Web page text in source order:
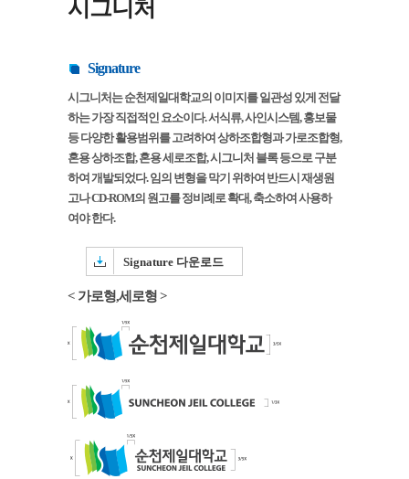
시그니처
Signature
시그니처는 순천제일대학교의 이미지를 일관성 있게 전달
하는 가장 직접적인 요소이다. 서식류, 사인시스템, 홍보물
등 다양한 활용범위를 고려하여 상하조합형과 가로조합형,
혼용 상하조합, 혼용 세로조합, 시그니처 블록 등으로 구분
하여 개발되었다. 임의 변형을 막기 위하여 반드시 재생원
고나 CD-ROM의 원고를 정비례로 확대, 축소하여 사용하
여야 한다.
Signature 다운로드
< 가로형,세로형 >